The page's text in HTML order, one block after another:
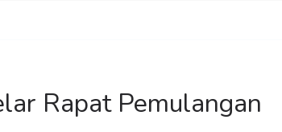
Rapat Pemulangan